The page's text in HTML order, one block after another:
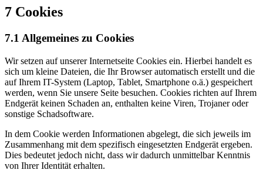
7 Cookies
7.1 Allgemeines zu Cookies
Wir setzen auf unserer Internetseite Cookies ein. Hierbei handelt es
sich um kleine Dateien, die Ihr Browser automatisch erstellt und die
auf Ihrem IT-System (Laptop, Tablet, Smartphone o.ä.) gespeichert
werden, wenn Sie unsere Seite besuchen. Cookies richten auf Ihrem
Endgerät keinen Schaden an, enthalten keine Viren, Trojaner oder
sonstige Schadsoftware.
In dem Cookie werden Informationen abgelegt, die sich jeweils im
Zusammenhang mit dem spezifisch eingesetzten Endgerät ergeben.
Dies bedeutet jedoch nicht, dass wir dadurch unmittelbar Kenntnis
von Ihrer Identität erhalten.